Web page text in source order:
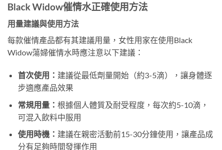
Black Widow催情水正確使用方法
用量建議與使用方法
每款催情產品都有其建議用量，女性用家在使用Black
Widow蕩婦催情水時應注意以下建議：
首次使用： 建議從最低劑量開始（約3-5滴），讓身體逐
步適應產品效果
常規用量： 根據個人體質及耐受程度，每次約5-10滴，
可混入飲料中服用
使用時機： 建議在親密活動前15-30分鐘使用，讓產品成
分有足夠時間發揮作用